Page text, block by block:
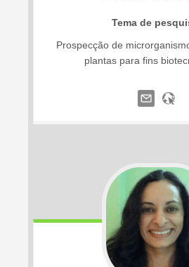
Tema de
Prospecção de
plantas para fins